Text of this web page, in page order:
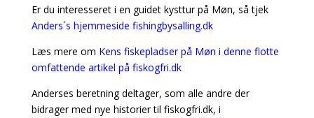
Er du interesseret i en guidet kysttur på Møn, så tjek
Anders´s hjemmeside fishingbysalling.dk
Læs mere om Kens fiskepladser på Møn i denne flotte
omfattende artikel på fiskogfri.dk
Anderses beretning deltager, som alle andre der
bidrager med nye historier til fiskogfri.dk, i